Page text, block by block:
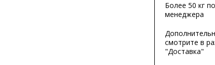
Более 50 кг
менеджера
смотрите в
"Доставка"